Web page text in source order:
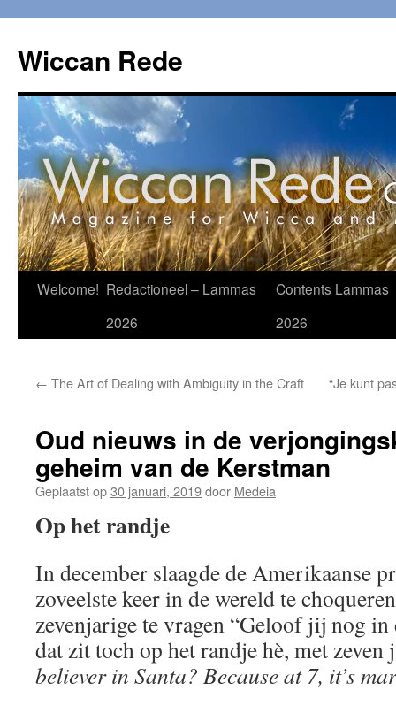
de
inhoud
Wiccan Rede
Welcome! Redactioneel – Lammas
2026
Contents Lammas
2026
← The Art of Dealing with Ambiguity in the Craft “Je kunt
Oud nieuws in de
geheim van de Kerstman
Geplaatst op30 januari, 2019door Medeia
Op het randje
In december slaagde de Amerikaanse
zoveelste keer in de wereld te
zevenjarige te vragen “Geloof jij nog in
dat zit toch op het randje hè, met zeven
believer in Santa? Because at 7, it’s